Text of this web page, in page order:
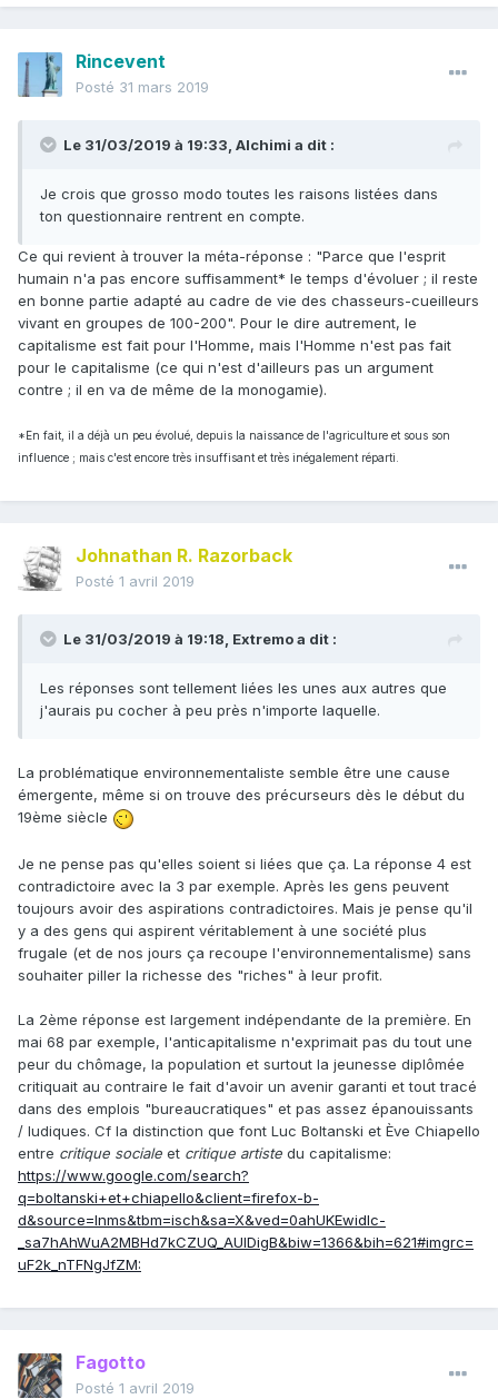
Rincevent
Posté 31 mars 2019
Le 31/03/2019 à 19:33, Alchimi a dit :
Je crois que grosso modo toutes les raisons listées dans
ton questionnaire rentrent en compte.
Ce qui revient à trouver la méta-réponse : "Parce que l'esprit
humain n'a pas encore suffisamment* le temps d'évoluer ; il reste
en bonne partie adapté au cadre de vie des chasseurs-cueilleurs
vivant en groupes de 100-200". Pour le dire autrement, le
capitalisme est fait pour l'Homme, mais l'Homme n'est pas fait
pour le capitalisme (ce qui n'est d'ailleurs pas un argument
contre ; il en va de même de la monogamie).
*En fait, il a déjà un peu évolué, depuis la naissance de l'agriculture et sous son
influence ; mais c'est encore très insuffisant et très inégalement réparti.
Johnathan R. Razorback
Posté 1 avril 2019
Le 31/03/2019 à 19:18, Extremoa dit :
Les réponses sont tellement liées les unes aux autres que
j'aurais pu cocher à peu près n'importe laquelle.
La problématique environnementaliste semble être une cause
émergente, même si on trouve des précurseurs dès le début du
19ème siècle
Je ne pense pas qu'elles soient si liées que ça. La réponse 4 est
contradictoire avec la 3 par exemple. Après les gens peuvent
toujours avoir des aspirations contradictoires. Mais je pense qu'il
y a des gens qui aspirent véritablement à une société plus
frugale (et de nos jours ça recoupe l'environnementalisme) sans
souhaiter piller la richesse des "riches" à leur profit.
La 2ème réponse est largement indépendante de la première. En
mai 68 par exemple, l'anticapitalisme n'exprimait pas du tout une
peur du chômage, la population et surtout la jeunesse diplômée
critiquait au contraire le fait d'avoir un avenir garanti et tout tracé
dans des emplois "bureaucratiques" et pas assez épanouissants
/ ludiques. Cf la distinction que font Luc Boltanski et Ève Chiapello
entre critique sociale et critique artiste du capitalisme:
https://www.google.com/search?
q=boltanski+et+chiapello&client=firefox-b-
d&source=lnms&tbm=isch&sa=X&ved=0ahUKEwidlc-
_sa7hAhWuA2MBHd7kCZUQ_AUIDigB&biw=1366&bih=621#imgrc=
uF2k_nTFNgJfZM:
Fagotto
Posté 1 avril 2019